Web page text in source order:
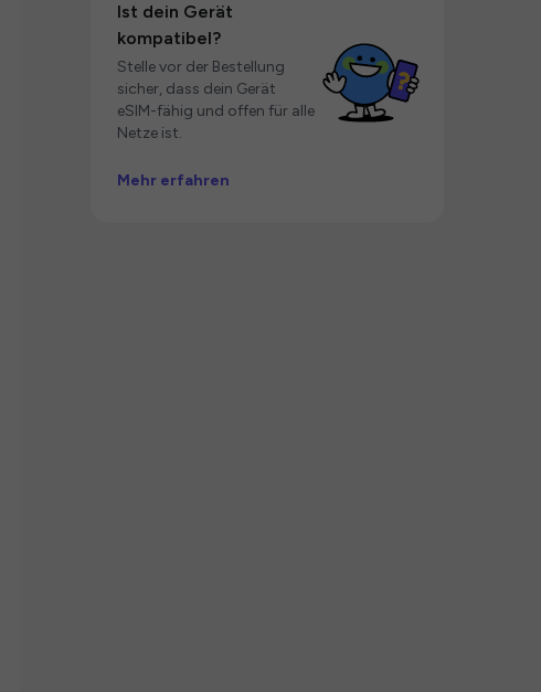
Ist dein Gerät
kompatibel?
Stelle vor der Bestellung
sicher, dass dein Gerät
eSIM-fähig und offen für alle
Netze ist.
Mehr erfahren